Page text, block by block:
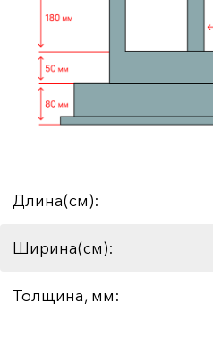
Длина(см):
Ширина(см):
Толщина, мм: